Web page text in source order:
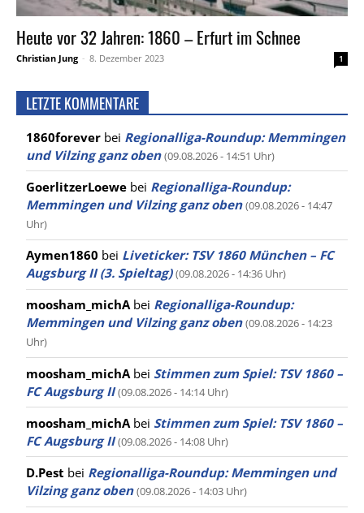
Heute vor 32 Jahren: 1860 – Erfurt im Schnee
Christian Jung - 8. Dezember 2023 1
LETZTE KOMMENTARE
1860forever bei Regionalliga-Roundup: Memmingen
und Vilzing ganz oben (09.08.2026 - 14:51 Uhr)
GoerlitzerLoewe bei Regionalliga-Roundup:
Memmingen und Vilzing ganz oben (09.08.2026 - 14:47
Uhr)
Aymen1860 bei Liveticker: TSV 1860 München – FC
Augsburg II (3. Spieltag) (09.08.2026 - 14:36 Uhr)
moosham_michAbei Regionalliga-Roundup:
Memmingen und Vilzing ganz oben (09.08.2026 - 14:23
Uhr)
moosham_michA bei Stimmen zum Spiel: TSV 1860 –
FC Augsburg II (09.08.2026 - 14:14 Uhr)
moosham_michA bei Stimmen zum Spiel: TSV 1860 –
FC Augsburg II (09.08.2026 - 14:08 Uhr)
D.Pest bei Regionalliga-Roundup: Memmingen und
Vilzing ganz oben (09.08.2026 - 14:03 Uhr)